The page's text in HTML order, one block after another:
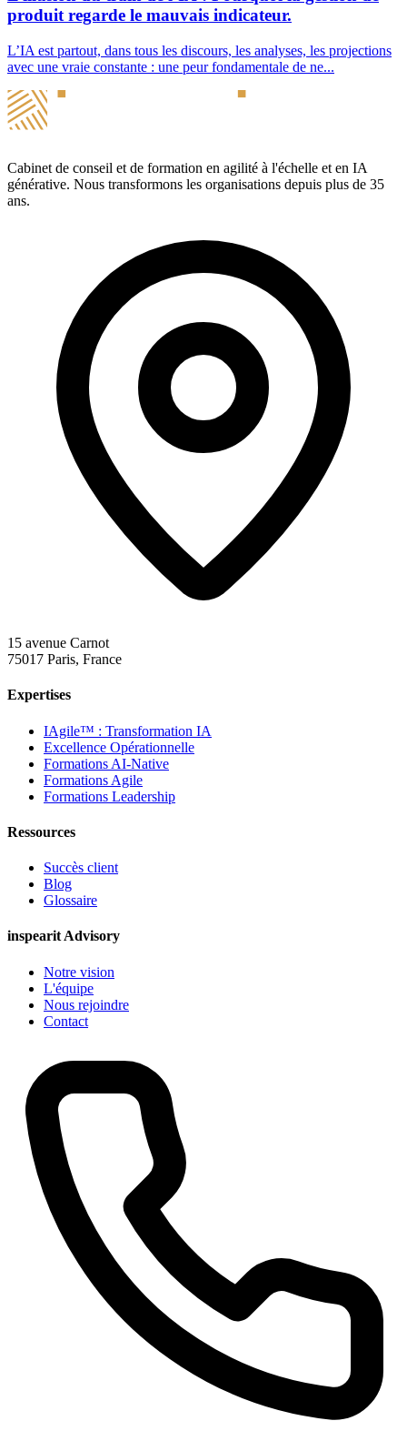
produit regarde le mauvais indicateur.
L’IA est partout, dans tous les discours, les analyses, les projections
avec une vraie constante : une peur fondamentale de ne...
Cabinet de conseil et de formation en agilité à l'échelle et en IA
générative. Nous transformons les organisations depuis plus de 35
ans.
15 avenue Carnot
75017 Paris, France
Expertises
IAgile™ : Transformation IA
Excellence Opérationnelle
Formations AI-Native
Formations Agile
Formations Leadership
Ressources
Succès client
Blog
Glossaire
inspearit Advisory
Notre vision
L'équipe
Nous rejoindre
Contact